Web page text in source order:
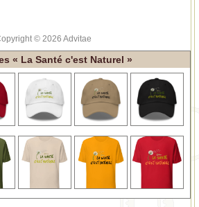
© 2026 Advitae
« La Santé c'est Naturel »